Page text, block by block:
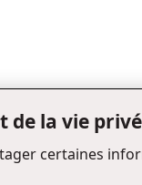
de la vie
certaines